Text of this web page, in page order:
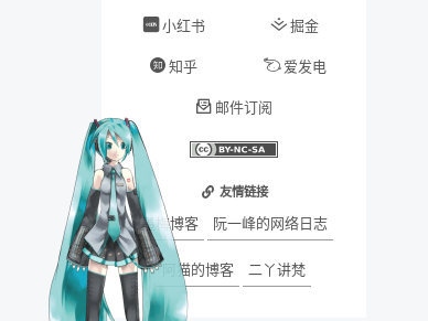
小红书 掘金
知乎 爱发电
邮件订阅
友情链接
墨梅博客 阮一峰的网络日志
阿猫的博客 二丫讲梵